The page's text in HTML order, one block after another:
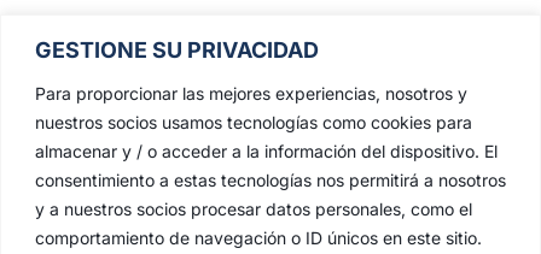
GESTIONE SU PRIVACIDAD
Para proporcionar las mejores experiencias, nosotros y
nuestros socios usamos tecnologías como cookies para
almacenar y / o acceder a la información del dispositivo. El
consentimiento a estas tecnologías nos permitirá a nosotros
y a nuestros socios procesar datos personales, como el
comportamiento de navegación o ID únicos en este sitio.